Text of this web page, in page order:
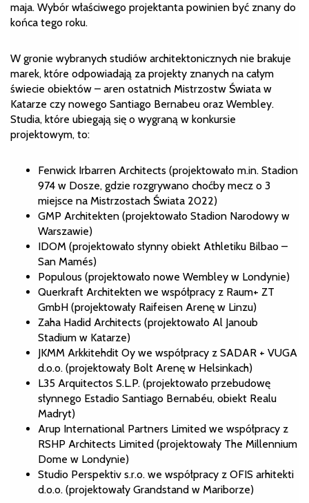
maja. Wybór właściwego projektanta powinien być znany do
końca tego roku.
W gronie wybranych studiów architektonicznych nie brakuje
marek, które odpowiadają za projekty znanych na całym
świecie obiektów – aren ostatnich Mistrzostw Świata w
Katarze czy nowego Santiago Bernabeu oraz Wembley.
Studia, które ubiegają się o wygraną w konkursie
projektowym, to:
Fenwick Irbarren Architects (projektowało m.in. Stadion
974 w Dosze, gdzie rozgrywano choćby mecz o 3
miejsce na Mistrzostach Świata 2022)
GMP Architekten (projektowało Stadion Narodowy w
Warszawie)
IDOM (projektowało słynny obiekt Athletiku Bilbao –
San Mamés)
Populous (projektowało nowe Wembley w Londynie)
Querkraft Architekten we współpracy z Raum+ ZT
GmbH (projektowały Raifeisen Arenę w Linzu)
Zaha Hadid Architects (projektowało Al Janoub
Stadium w Katarze)
JKMM Arkkitehdit Oy we współpracy z SADAR + VUGA
d.o.o. (projektowały Bolt Arenę w Helsinkach)
L35 Arquitectos S.L.P. (projektowało przebudowę
słynnego Estadio Santiago Bernabéu, obiekt Realu
Madryt)
Arup International Partners Limited we współpracy z
RSHP Architects Limited (projektowały The Millennium
Dome w Londynie)
Studio Perspektiv s.r.o. we współpracy z OFIS arhitekti
d.o.o. (projektowały Grandstand w Mariborze)